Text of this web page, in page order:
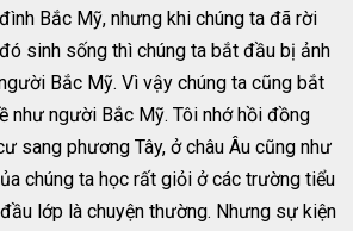
Bắc Mỹ, nhưng khi chúng ta đã rời
sinh sống thì chúng ta bắt đầu bị ảnh
Bắc Mỹ. Vì vậy chúng ta cũng bắt
như người Bắc Mỹ. Tôi nhớ hồi đồng
sang phương Tây, ở châu Âu cũng như
chúng ta học rất giỏi ở các trường tiểu
lớp là chuyện thường. Nhưng sự kiện